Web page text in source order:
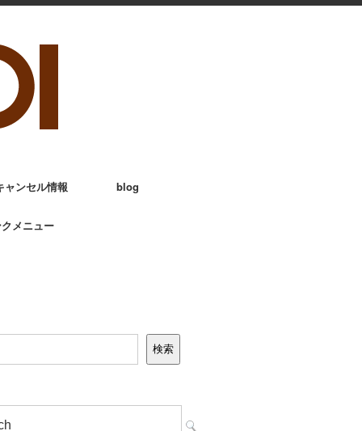
ャンセル情報 blog
クメニュー
検索